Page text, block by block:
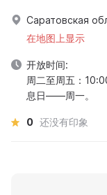
Саратовская
在地图上显示
开放时间:
周二至周五：
息日——周一。
0 还没有印象